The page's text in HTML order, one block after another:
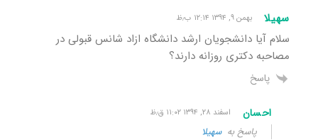
سهیلا بهمن ۹, ۱۳۹۴ ۱۲:۱۴ ب٫ظ
سلام آیا دانشجویان ارشد دانشگاه ازاد شانس قبولی در
مصاحبه دکتری روزانه دارند؟
پاسخ
احسان اسفند ۲۸, ۱۳۹۴ ۱۱:۰۲ ق٫ظ
پاسخ بهسهیلا